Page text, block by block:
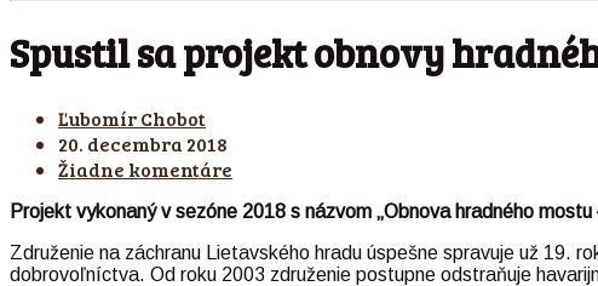
Spustil sa projekt obnovy
Ľubomír Chobot
20. decembra 2018
Žiadne komentáre
Projekt vykonaný v sezóne 2018 s názvom „Obnova hradného
Združenie na záchranu Lietavského hradu úspešne spravuje už 19.
dobrovoľníctva. Od roku 2003 združenie postupne odstraňuje